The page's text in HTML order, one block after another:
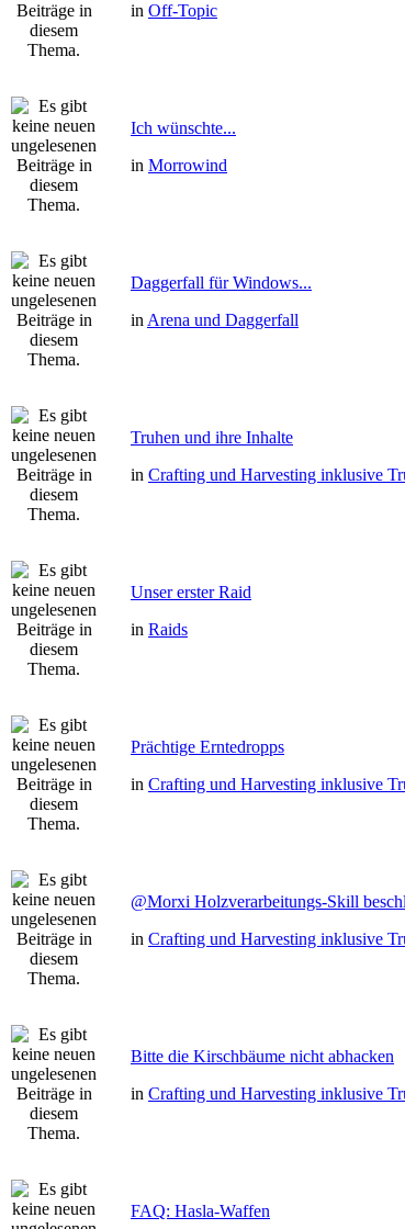
in Off-Topic
Ich wünschte...
in Morrowind
Daggerfall für Windows...
in Arena und Daggerfall
Truhen und ihre Inhalte
in Crafting und Harvesting inklusive
Unser erster Raid
in Raids
Prächtige Erntedropps
in Crafting und Harvesting inklusive
@Morxi Holzverarbeitungs-Skill
in Crafting und Harvesting inklusive
Bitte die Kirschbäume nicht abhacken
in Crafting und Harvesting inklusive
FAQ: Hasla-Waffen